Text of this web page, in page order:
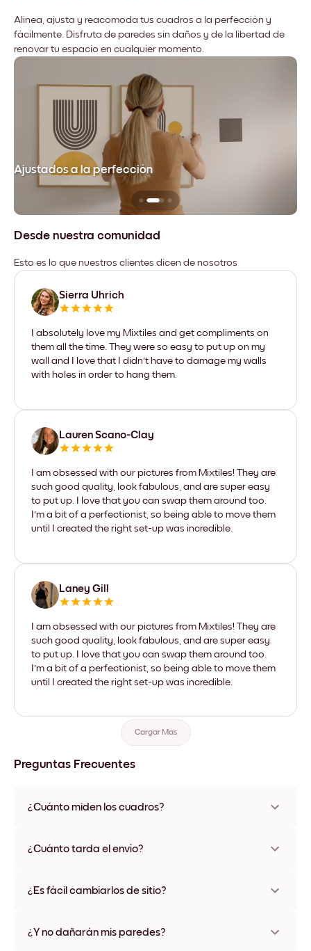
Alinea, ajusta y reacomoda tus cuadros a la perfección y
fácilmente. Disfruta de paredes sin daños y de la libertad de
renovar tu espacio en cualquier momento.
Ajustados a la perfección
Desde nuestra comunidad
Esto es lo que nuestros clientes dicen de nosotros
Sierra Uhrich
I absolutely love my Mixtiles and get compliments on
them all the time. They were so easy to put up on my
wall and I love that I didn't have to damage my walls
with holes in order to hang them.
Lauren Scano-Clay
I am obsessed with our pictures from Mixtiles! They are
such good quality, look fabulous, and are super easy
to put up. I love that you can swap them around too.
I'm a bit of a perfectionist, so being able to move them
until I created the right set-up was incredible.
Laney Gill
I am obsessed with our pictures from Mixtiles! They are
such good quality, look fabulous, and are super easy
to put up. I love that you can swap them around too.
I'm a bit of a perfectionist, so being able to move them
until I created the right set-up was incredible.
Cargar Más
Preguntas Frecuentes
¿Cuánto miden los cuadros?
varios materiales y colores de marco, incluidas opciones sin
¿Cuánto tarda el envío?
disponibles en algunos países. Te enviaremos un número de
¿Es fácil cambiarlos de sitio?
ningún daño
¿Y no dañarán mis paredes?